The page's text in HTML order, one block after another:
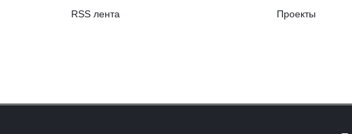
RSS лента Проекты